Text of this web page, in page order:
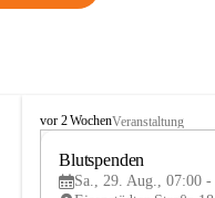
B
vor 2 WochenVeranstaltung
Blutspenden
Sa., 29. Aug., 07:00 -